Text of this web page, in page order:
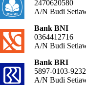
2470620580
A/N Budi
Bank BNI
0364412716
A/N Budi
Bank BRI
5897-0103-
A/N Budi